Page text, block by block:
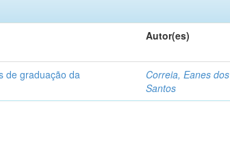
Autor(es)
de graduação da
Correia, Eanes dos
Santos